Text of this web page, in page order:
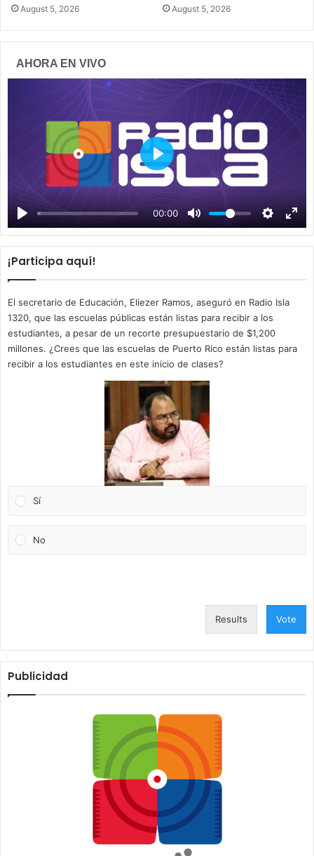
August 5, 2026 August 5, 2026
AHORA EN VIVO
00:00
P
y
¡Participa aquí!
El secretario de Educación, Eliezer Ramos, aseguró en Radio Isla
1320, que las escuelas públicas están listas para recibir a los
estudiantes, a pesar de un recorte presupuestario de $1,200
millones. ¿Crees que las escuelas de Puerto Rico están listas para
recibir a los estudiantes en este inicio de clases?
Sí
No
Results Vote
Publicidad